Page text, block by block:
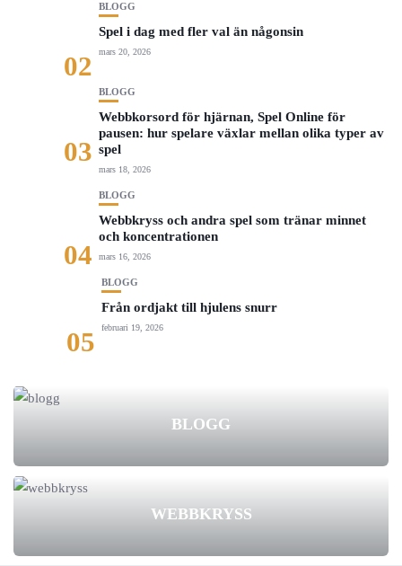
02
BLOGG
Spel i dag med fler val än någonsin
mars 20, 2026
03
BLOGG
Webbkorsord för hjärnan, Spel Online för
pausen: hur spelare växlar mellan olika typer av
spel
mars 18, 2026
04
BLOGG
Webbkryss och andra spel som tränar minnet
och koncentrationen
mars 16, 2026
05
BLOGG
Från ordjakt till hjulens snurr
februari 19, 2026
BLOGG
WEBBKRYSS